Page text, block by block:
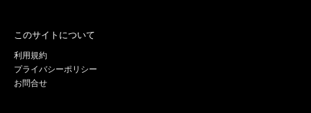
このサイトについて
利用規約
プライバシーポリシー
お問合せ